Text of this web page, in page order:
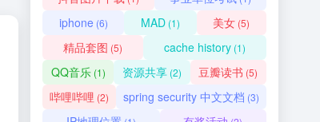
iphone (6) MAD(1) 美女 (5)
精品套图 (5) cache history (1)
QQ音乐(1) 资源共享(2) 豆瓣读书 (5)
哔哩哔哩 (2) spring security 中文文档 (3)